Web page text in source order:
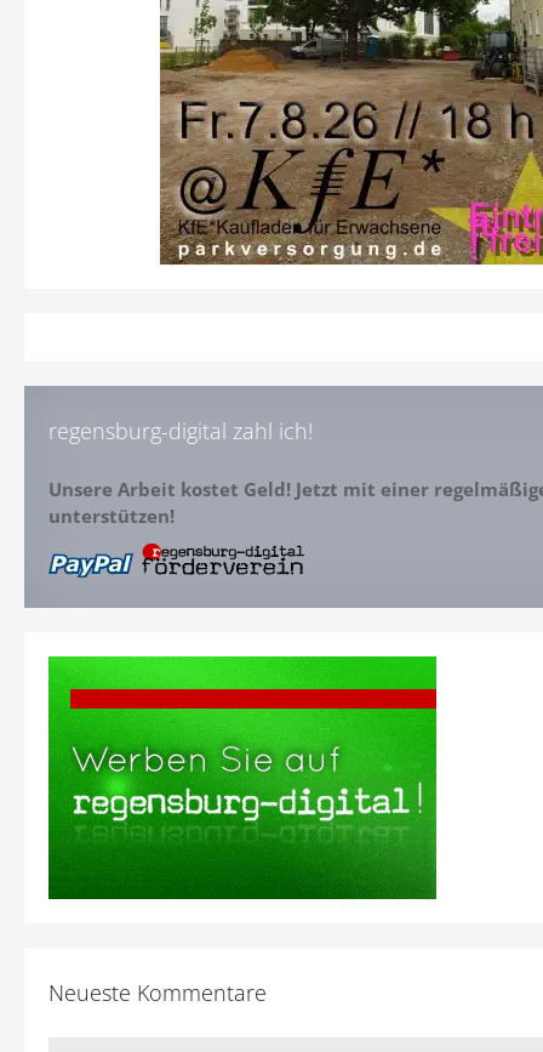
regensburg-digital zahl ich!
Unsere Arbeit kostet Geld! Jetzt mit einer
unterstützen!
Neueste Kommentare